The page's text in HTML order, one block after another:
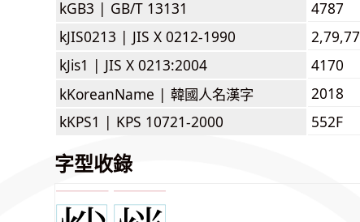
kGB3 | GB/T 13131
4787
kJIS0213 | JIS X 0212-1990
2,79,77
kJis1 | JIS X 0213:2004
4170
kKoreanName | 韓國人名漢字
2018
kKPS1 | KPS 10721-2000 552F
字型收錄